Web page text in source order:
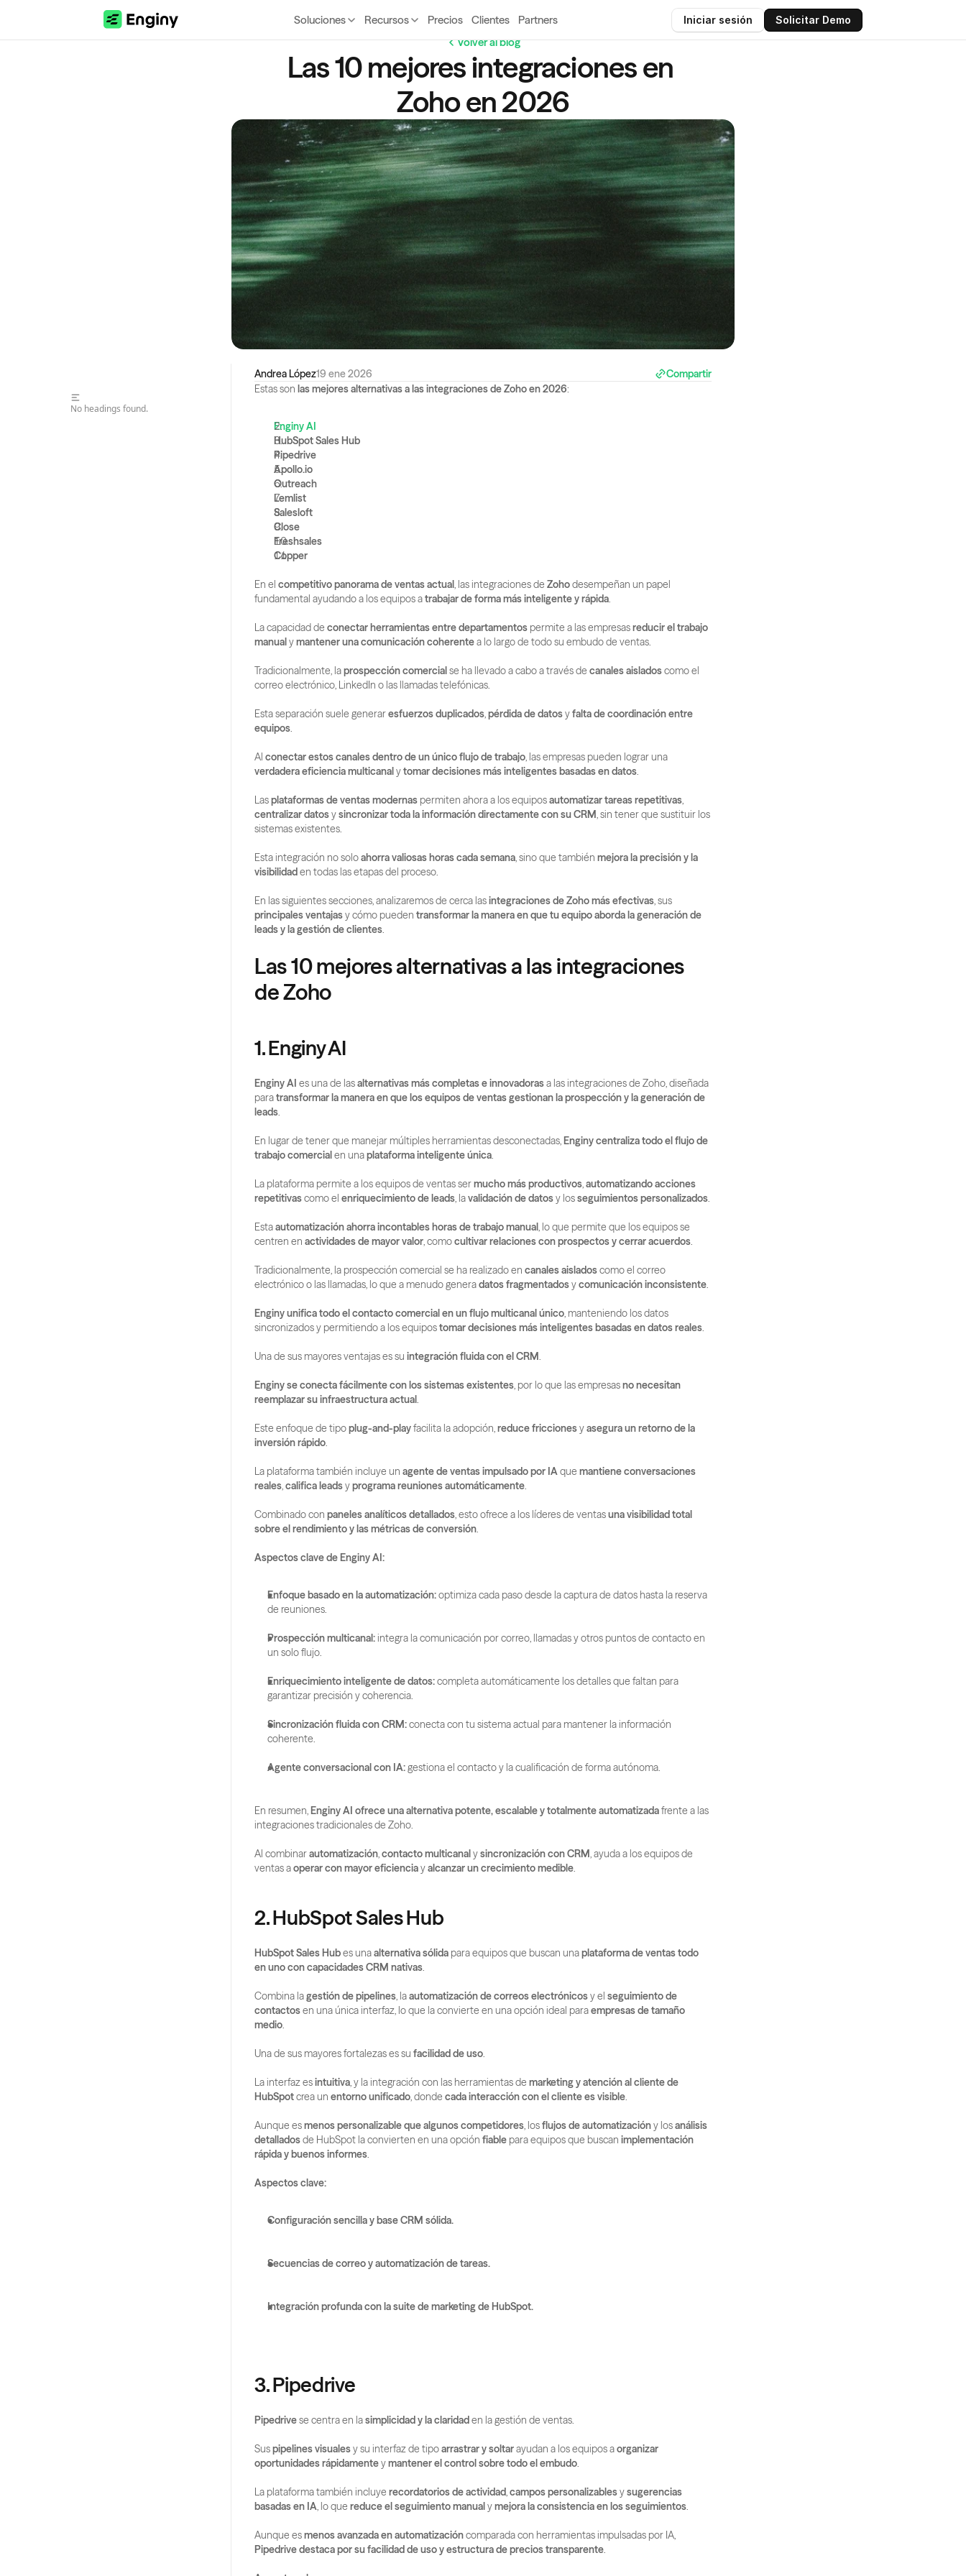
Soluciones Recursos Precios Clientes Partners Iniciar sesión Solicitar Demo
Volver al blog
Las 10 mejores integraciones en
Zoho en 2026
Andrea López19 ene 2026
Compartir
Estas son las mejores alternativas a las integraciones de Zoho en 2026:
Enginy AI
HubSpot Sales Hub
Pipedrive
Apollo.io
Outreach
Lemlist
Salesloft
Close
Freshsales
Copper
En el competitivo panorama de ventas actual, las integraciones de Zoho desempeñan un papel
fundamental ayudando a los equipos a trabajar de forma más inteligente y rápida.
La capacidad de conectar herramientas entre departamentos permite a las empresas reducir el trabajo
manual y mantener una comunicación coherente a lo largo de todo su embudo de ventas.
Tradicionalmente, la prospección comercial se ha llevado a cabo a través de canales aislados como el
correo electrónico, LinkedIn o las llamadas telefónicas.
Esta separación suele generar esfuerzos duplicados, pérdida de datos y falta de coordinación entre
equipos.
Al conectar estos canales dentro de un único flujo de trabajo
verdadera eficiencia multicanal y tomar decisiones más inteligentes basadas en datos.
Las plataformas de ventas modernas permiten ahora a los equipos automatizar tareas repetitivas
centralizar datos y sincronizar toda la información directamente con su CRM, sin tener que sustituir los
sistemas existentes.
Esta integración no solo ahorra valiosas horas cada semana, sino que también mejora la precisión y la
visibilidad en todas las etapas del proceso.
En las siguientes secciones, analizaremos de cerca las integraciones de Zoho más efectivas
principales ventajas y cómo pueden transformar la manera en que tu equipo aborda la generación de
leads y la gestión de clientes.
Las 10 mejores alternativas a las integraciones
de Zoho
1. Enginy AI
Enginy AI es una de las alternativas más completas e innovadoras a las integraciones de Zoho, diseñada
para transformar la manera en que los equipos de ventas gestionan la prospección y la generación de
leads.
En lugar de tener que manejar múltiples herramientas desconectadas, Enginy centraliza todo el flujo de
trabajo comercial en una plataforma inteligente única.
La plataforma permite a los equipos de ventas ser mucho más productivos, automatizando acciones
repetitivas como el enriquecimiento de leads, la validación de datos y los seguimientos personalizados.
Esta automatización ahorra incontables horas de trabajo manual, lo que permite que los equipos se
centren en actividades de mayor valor, como cultivar relaciones con prospectos y cerrar acuerdos.
Tradicionalmente, la prospección comercial se ha realizado en canales aislados como el correo
electrónico o las llamadas, lo que a menudo genera datos fragmentados y comunicación inconsistente.
Enginy unifica todo el contacto comercial en un flujo multicanal único, manteniendo los datos
sincronizados y permitiendo a los equipos tomar decisiones más inteligentes basadas en datos reales.
Una de sus mayores ventajas es su integración fluida con el CRM.
Enginy se conecta fácilmente con los sistemas existentes, por lo que las empresas no necesitan
reemplazar su infraestructura actual.
Este enfoque de tipo plug-and-play facilita la adopción, reduce fricciones y asegura un retorno de la
inversión rápido.
La plataforma también incluye un agente de ventas impulsado por IA que mantiene conversaciones
reales, califica leads y programa reuniones automáticamente.
Combinado con paneles analíticos detallados, esto ofrece a los líderes de ventas una visibilidad total
sobre el rendimiento y las métricas de conversión.
Aspectos clave de Enginy AI:
Enfoque basado en la automatización: optimiza cada paso desde la captura de datos hasta la reserva
de reuniones.
Prospección multicanal: integra la comunicación por correo, llamadas y otros puntos de contacto en
un solo flujo.
Enriquecimiento inteligente de datos: completa automáticamente los detalles que faltan para
garantizar precisión y coherencia.
Sincronización fluida con CRM: conecta con tu sistema actual para mantener la información
coherente.
Agente conversacional con IA: gestiona el contacto y la cualificación de forma autónoma.
En resumen, Enginy AI ofrece una alternativa potente, escalable y totalmente automatizada frente a las
integraciones tradicionales de Zoho.
Al combinar automatización, contacto multicanal y sincronización con CRM, ayuda a los equipos de
ventas a operar con mayor eficiencia y alcanzar un crecimiento medible.
2. HubSpot Sales Hub
HubSpot Sales Hub es una alternativa sólida para equipos que buscan una plataforma de ventas todo
en uno con capacidades CRM nativas.
Combina la gestión de pipelines, la automatización de correos electrónicos y el seguimiento de
contactos en una única interfaz, lo que la convierte en una opción ideal para empresas de tamaño
medio.
Una de sus mayores fortalezas es su facilidad de uso.
La interfaz es intuitiva, y la integración con las herramientas de marketing y atención al cliente de
HubSpot crea un entorno unificado, donde cada interacción con el cliente es visible.
Aunque es menos personalizable que algunos competidores, los flujos de automatización y los análisis
detallados de HubSpot la convierten en una opción fiable para equipos que buscan implementación
rápida y buenos informes.
Aspectos clave:
Configuración sencilla y base CRM sólida.
Secuencias de correo y automatización de tareas.
Integración profunda con la suite de marketing de HubSpot.
3. Pipedrive
Pipedrive se centra en la simplicidad y la claridad en la gestión de ventas.
Sus pipelines visuales y su interfaz de tipo arrastrar y soltar ayudan a los equipos a organizar
oportunidades rápidamente y mantener el control sobre todo el embudo.
La plataforma también incluye recordatorios de actividad, campos personalizables y sugerencias
basadas en IA, lo que reduce el seguimiento manual y mejora la consistencia en los seguimientos.
Aunque es menos avanzada en automatización
Pipedrive destaca por su facilidad de uso y estructura de precios transparente.
No headings found.